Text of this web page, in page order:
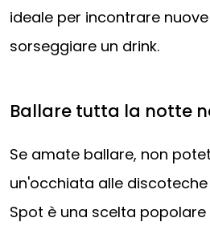
ideale per incontrare
sorseggiare un drink.
Ballare tutta la notte
Se amate ballare, non
un'occhiata alle discoteche
Spot è una scelta